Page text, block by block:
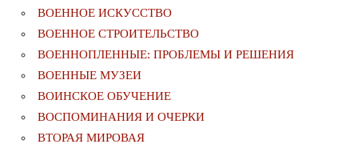
ВОЕННОЕ ИСКУССТВО
ВОЕННОЕ СТРОИТЕЛЬСТВО
ВОЕННОПЛЕННЫЕ: ПРОБЛЕМЫ И РЕШЕНИЯ
ВОЕННЫЕ МУЗЕИ
ВОИНСКОЕ ОБУЧЕНИЕ
ВОСПОМИНАНИЯ И ОЧЕРКИ
ВТОРАЯ МИРОВАЯ